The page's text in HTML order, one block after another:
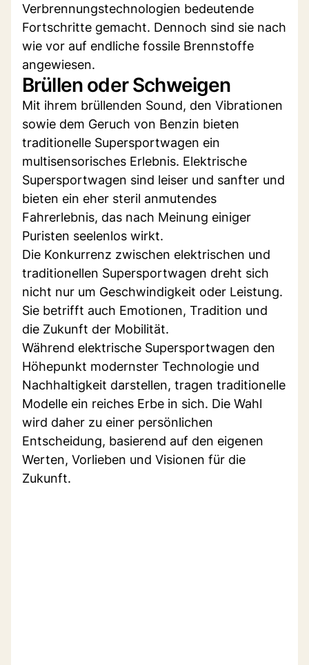
Verbrennungstechnologien bedeutende
Fortschritte gemacht. Dennoch sind sie nach
wie vor auf endliche fossile Brennstoffe
angewiesen.
Brüllen oder Schweigen
Mit ihrem brüllenden Sound, den Vibrationen
sowie dem Geruch von Benzin bieten
traditionelle Supersportwagen ein
multisensorisches Erlebnis. Elektrische
Supersportwagen sind leiser und sanfter und
bieten ein eher steril anmutendes
Fahrerlebnis, das nach Meinung einiger
Puristen seelenlos wirkt.
Die Konkurrenz zwischen elektrischen und
traditionellen Supersportwagen dreht sich
nicht nur um Geschwindigkeit oder Leistung.
Sie betrifft auch Emotionen, Tradition und
die Zukunft der Mobilität.
Während elektrische Supersportwagen den
Höhepunkt modernster Technologie und
Nachhaltigkeit darstellen, tragen traditionelle
Modelle ein reiches Erbe in sich. Die Wahl
wird daher zu einer persönlichen
Entscheidung, basierend auf den eigenen
Werten, Vorlieben und Visionen für die
Zukunft.